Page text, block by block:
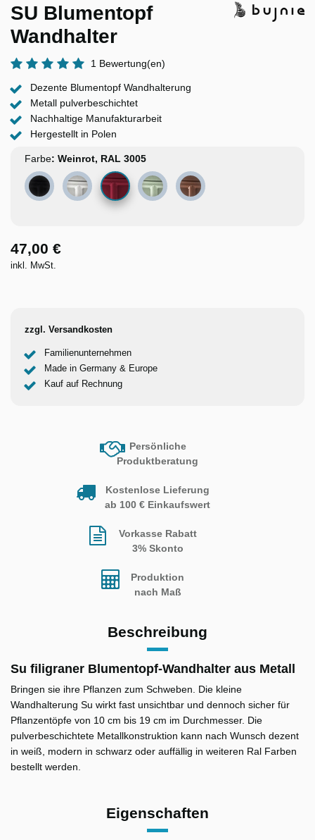
SU Blumentopf
Wandhalter
1 Bewertung(en)
Dezente Blumentopf Wandhalterung
Metall pulverbeschichtet
Nachhaltige Manufakturarbeit
Hergestellt in Polen
Farbe
Schwarz, RAL 9004
Weiß, RAL 9016
Weinrot, RAL 3005
Weißgrün, RAL 6019
Kupfer
47,00 €
inkl. MwSt.
zzgl. Versandkosten
Familienunternehmen
Made in Germany & Europe
Kauf auf Rechnung
Persönliche
Produktberatung
Kostenlose Lieferung
ab 100 € Einkaufswert
Vorkasse Rabatt
3% Skonto
Produktion
nach Maß
Beschreibung
Su filigraner Blumentopf-Wandhalter aus Metall
Bringen sie ihre Pflanzen zum Schweben. Die kleine
Wandhalterung Su wirkt fast unsichtbar und dennoch sicher für
Pflanzentöpfe von 10 cm bis 19 cm im Durchmesser. Die
pulverbeschichtete Metallkonstruktion kann nach Wunsch dezent
in weiß, modern in schwarz oder auffällig in weiteren Ral Farben
bestellt werden.
Eigenschaften